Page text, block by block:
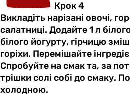
Крок 4
Викладіть нарізані овочі,
салатниці. Додайте 1 л
білого йогурту, гірчицю
горіхи. Перемішайте
Спробуйте на смак та, за
трішки солі собі до смаку.
холодною.